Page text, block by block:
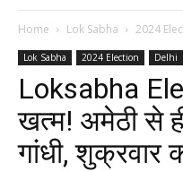
Home Lok Sabha 2024
Lok Sabha 2024 Election Delhi
Loksabha
खत्म! अमेठी से
गांधी, शुक्रवार